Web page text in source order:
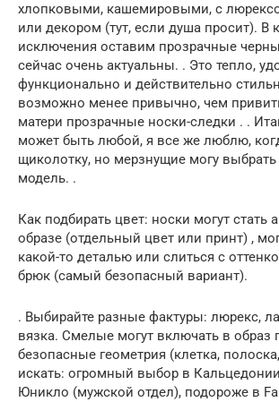
хлопковыми, кашемировыми, с
или декором (тут, если душа просит). В
исключения оставим прозрачные
сейчас очень актуальны. . Это тепло,
функционально и действительно
возможно менее привычно, чем
матери прозрачные носки-следки . .
может быть любой, я все же люблю,
щиколотку, но мерзнущие могу
модель. .
Как подбирать цвет: носки могут стать
образе (отдельный цвет или принт) ,
какой-то деталью или слиться с
брюк (самый безопасный вариант).
. Выбирайте разные фактуры: люрекс,
вязка. Смелые могут включать в
безопасные геометрия (клетка,
искать: огромный выбор в
Юникло (мужской отдел), подороже в